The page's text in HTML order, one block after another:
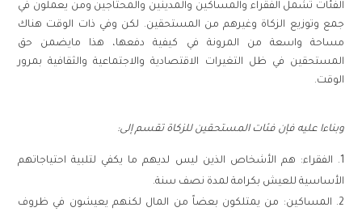
الفئات تشمل الفقراء والمساكين والمدينين والمحتاجين ومن يعملون في
جمع وتوزيع الزكاة وغيرهم من المستحقين. لكن وفي ذات الوقت هناك
مساحة واسعة من المرونة في كيفية دفعها، هذا مايضمن حق
المستحقين في ظل التغيرات الاقتصادية والاجتماعية والثقافية بمرور
الوقت.
وبناءا عليه فإن فئات المستحقين للزكاة تقسم إلى:
الفقراء: هم الأشخاص الذين ليس لديهم ما يكفي لتلبية احتياجاتهم
الأساسية للعيش بكرامة لمدة نصف سنة.
المساكين: من يمتلكون بعضاً من المال لكنهم يعيشون في ظروف